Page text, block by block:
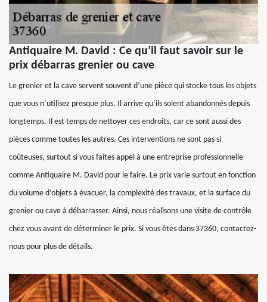
Antiquaire M. David : Ce qu’il faut savoir sur le
prix débarras grenier ou cave
Le grenier et la cave servent souvent d’une pièce qui stocke tous les objets
que vous n’utilisez presque plus. Il arrive qu’ils soient abandonnés depuis
longtemps. Il est temps de nettoyer ces endroits, car ce sont aussi des
pièces comme toutes les autres. Ces interventions ne sont pas si
coûteuses, surtout si vous faites appel à une entreprise professionnelle
comme Antiquaire M. David pour le faire. Le prix varie surtout en fonction
du volume d’objets à évacuer, la complexité des travaux, et la surface du
grenier ou cave à débarrasser. Ainsi, nous réalisons une visite de contrôle
chez vous avant de déterminer le prix. Si vous êtes dans 37360, contactez-
nous pour plus de détails.